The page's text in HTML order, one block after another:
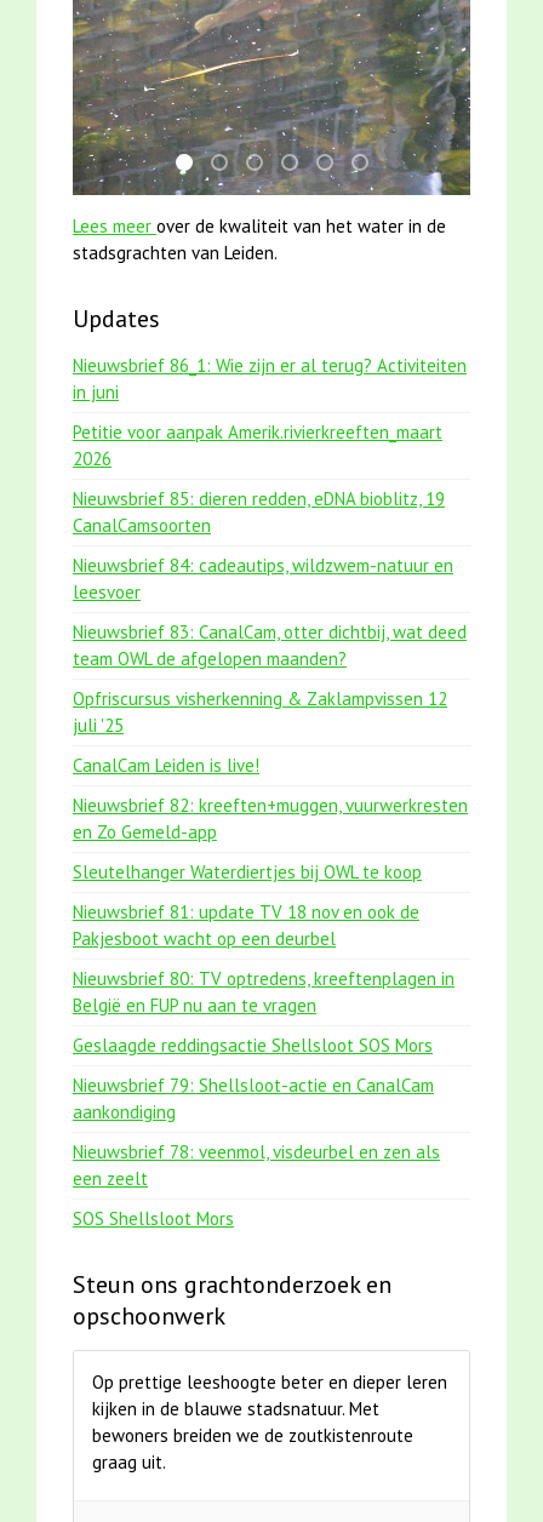
karper met kattenklimtouw
jun2021 zaklv 5 snoekje MOOI
jun2021 28 brasem en rietvoorns
smoelenboek fifi en karper
mei2021mei2021 1 snoekje
Lees meer over de kwaliteit van het water in de
stadsgrachten van Leiden.
Updates
Nieuwsbrief 86_1: Wie zijn er al terug? Activiteiten
in juni
Petitie voor aanpak Amerik.rivierkreeften_maart
2026
Nieuwsbrief 85: dieren redden, eDNA bioblitz, 19
CanalCamsoorten
Nieuwsbrief 84: cadeautips, wildzwem-natuur en
leesvoer
Nieuwsbrief 83: CanalCam, otter dichtbij, wat deed
team OWL de afgelopen maanden?
Opfriscursus visherkenning & Zaklampvissen 12
juli '25
CanalCam Leiden is live!
Nieuwsbrief 82: kreeften+muggen, vuurwerkresten
en Zo Gemeld-app
Sleutelhanger Waterdiertjes bij OWL te koop
Nieuwsbrief 81: update TV 18 nov en ook de
Pakjesboot wacht op een deurbel
Nieuwsbrief 80: TV optredens, kreeftenplagen in
België en FUP nu aan te vragen
Geslaagde reddingsactie Shellsloot SOS Mors
Nieuwsbrief 79: Shellsloot-actie en CanalCam
aankondiging
Nieuwsbrief 78: veenmol, visdeurbel en zen als
een zeelt
SOS Shellsloot Mors
Steun ons grachtonderzoek en
opschoonwerk
Op prettige leeshoogte beter en dieper leren
kijken in de blauwe stadsnatuur. Met
bewoners breiden we de zoutkistenroute
graag uit.